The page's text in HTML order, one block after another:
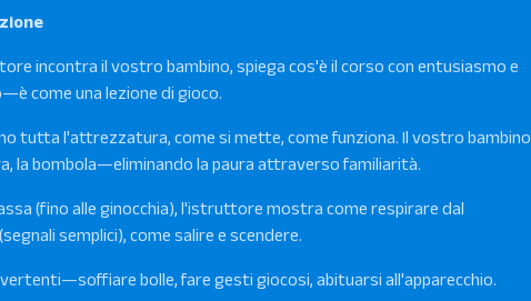
incontra il vostro bambino, spiega cos'è il corso con entusiasmo e
come una lezione di gioco.
tutta l'attrezzatura, come si mette, come funziona. Il vostro bambino
la bombola—eliminando la paura attraverso familiarità.
(fino alle ginocchia), l'istruttore mostra come respirare dal
semplici), come salire e scendere.
bolle, fare gesti giocosi, abituarsi all'apparecchio.